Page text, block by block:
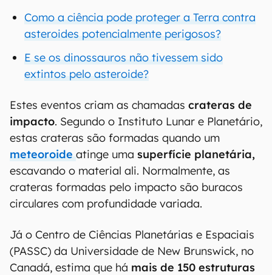
Como a ciência pode proteger a Terra contra
asteroides potencialmente perigosos?
E se os dinossauros não tivessem sido
extintos pelo asteroide?
Estes eventos criam as chamadas crateras de
impacto. Segundo o Instituto Lunar e Planetário,
estas crateras são formadas quando um
meteoroide atinge uma superfície planetária,
escavando o material ali. Normalmente, as
crateras formadas pelo impacto são buracos
circulares com profundidade variada.
Já o Centro de Ciências Planetárias e Espaciais
(PASSC) da Universidade de New Brunswick, no
Canadá, estima que há mais de 150 estruturas